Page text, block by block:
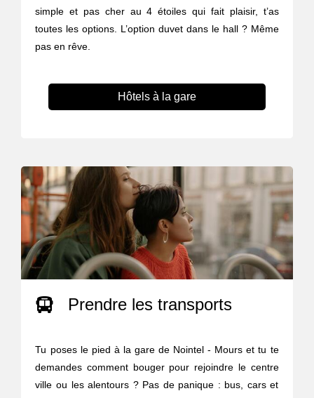
simple et pas cher au 4 étoiles qui fait plaisir, t’as
toutes les options. L’option duvet dans le hall ? Même
pas en rêve.
Hôtels à la gare
Prendre les transports
Tu poses le pied à la gare de Nointel - Mours et tu te
demandes comment bouger pour rejoindre le centre
ville ou les alentours ? Pas de panique : bus, cars et